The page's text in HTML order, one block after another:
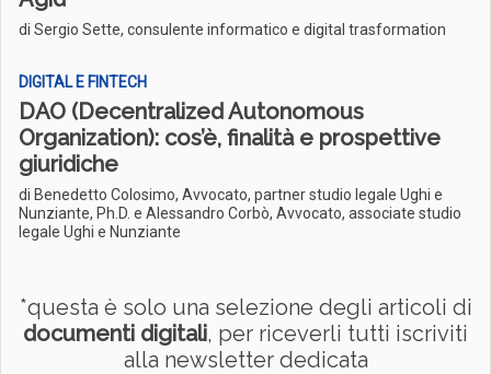
di Sergio Sette, consulente informatico e digital trasformation
DIGITAL E FINTECH
DAO (Decentralized Autonomous
Organization): cos’è, finalità e prospettive
giuridiche
di Benedetto Colosimo, Avvocato, partner studio legale Ughi e
Nunziante, Ph.D. e Alessandro Corbò, Avvocato, associate studio
legale Ughi e Nunziante
*questa è solo una selezione degli articoli di
documenti digitali, per riceverli tutti iscriviti
alla newsletter dedicata